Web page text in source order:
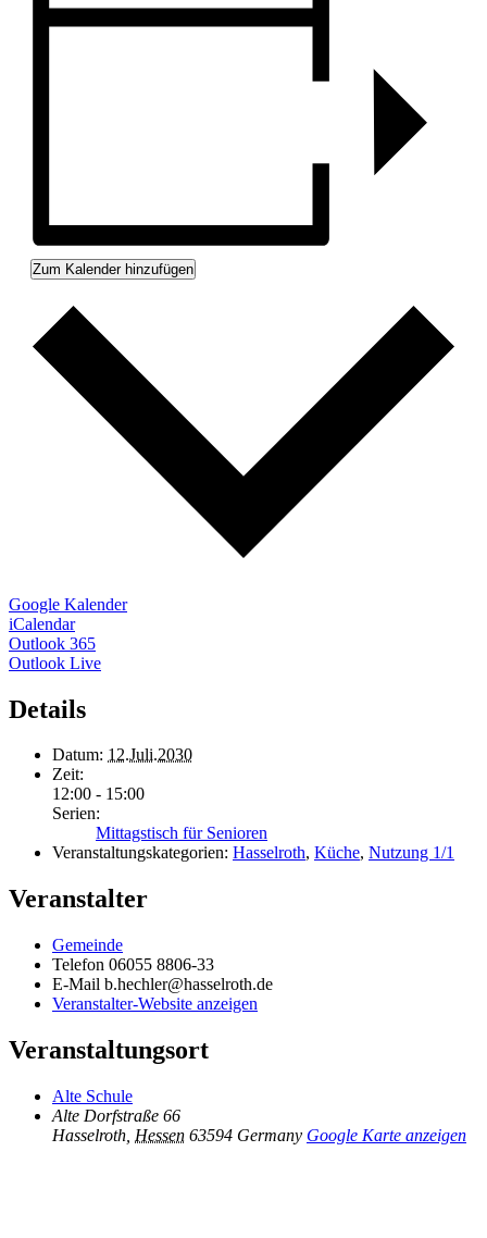
Zum Kalender hinzufügen
Google Kalender
iCalendar
Outlook 365
Outlook Live
Details
Datum: 12.Juli.2030
Zeit:
12:00 - 15:00
Serien:
Mittagstisch für Senioren
Veranstaltungskategorien: Hasselroth, Küche, Nutzung 1/1
Veranstalter
Gemeinde
Telefon 06055 8806-33
E-Mail b.hechler@hasselroth.de
Veranstalter-Website anzeigen
Veranstaltungsort
Alte Schule
Alte Dorfstraße 66
Hasselroth Hessen 63594 Germany Google Karte anzeigen